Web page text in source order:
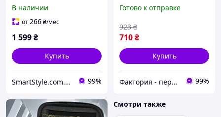
снастей
В наличии
от266₴/мес
1 599₴
Купить
SmartStyle.com.ua 99%
снастей
Готово к отправке
710₴
923 ₴
Купить
Фактория - персональная техника 99%
Смотри также